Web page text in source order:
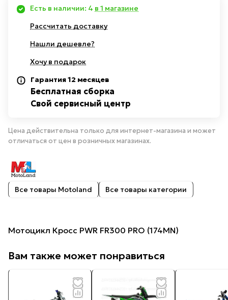
Есть в наличии: 4 в 1 магазине
Рассчитать доставку
Нашли дешевле?
Хочу в подарок
Гарантия 12 месяцев
Бесплатная сборка
Свой сервисный центр
Цена действительна только для интернет-магазина и может
отличаться от цен в розничных магазинах.
Все товары Motoland Все товары категории
Мотоцикл Кросс PWR FR300 PRO (174MN)
Вам также может понравиться